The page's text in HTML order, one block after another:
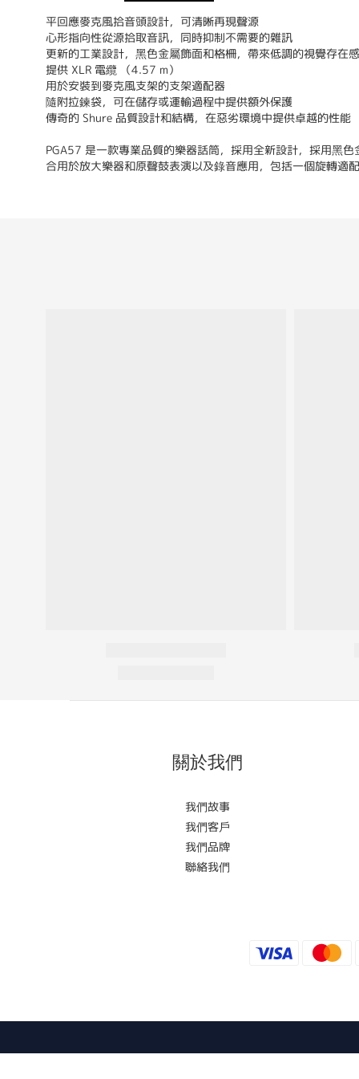
平回應麥克風拾音頭設計，可清晰再現聲源
心形指向性從源拾取音訊，同時抑制不需要的雜訊
更新的工業設計，黑色金屬飾面和格柵，帶來低調的視覺存在感
提供 XLR 電纜 （4.57 m）
用於安裝到麥克風支架的支架適配器
隨附拉鍊袋，可在儲存或運輸過程中提供額外保護
傳奇的 Shure 品質設計和結構，在惡劣環境中提供卓越的性能
PGA57 是一款專業品質的樂器話筒，採用全新設計，採用黑
合用於放大樂器和原聲鼓表演以及錄音應用，包括一個旋轉適
關於我們
我們故事
我們客戶
我們品牌
聯絡我們